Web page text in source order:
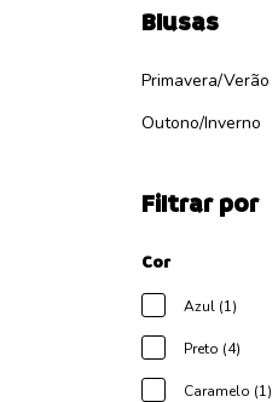
Blusas
Primavera/Verão
Outono/Inverno
Filtrar por
Cor
Azul (1)
Preto (4)
Caramelo (1)